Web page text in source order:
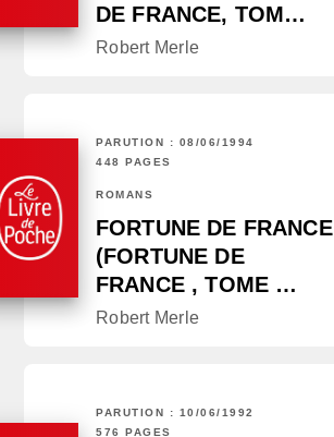
DE FRANCE, TOM…
Robert Merle
PARUTION : 08/06/1994
448 PAGES
ROMANS
FORTUNE DE FRANCE
(FORTUNE DE
FRANCE , TOME …
Robert Merle
PARUTION : 10/06/1992
576 PAGES